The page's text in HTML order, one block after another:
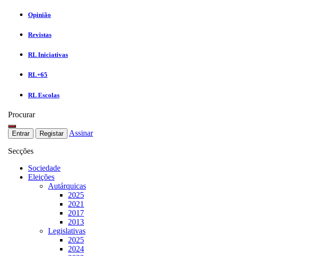
Opinião
Revistas
RL Iniciativas
RL+65
RL Escolas
Procurar
Entrar Registar Assinar
Secções
Sociedade
Eleições
Autárquicas
2025
2021
2017
2013
Legislativas
2025
2024